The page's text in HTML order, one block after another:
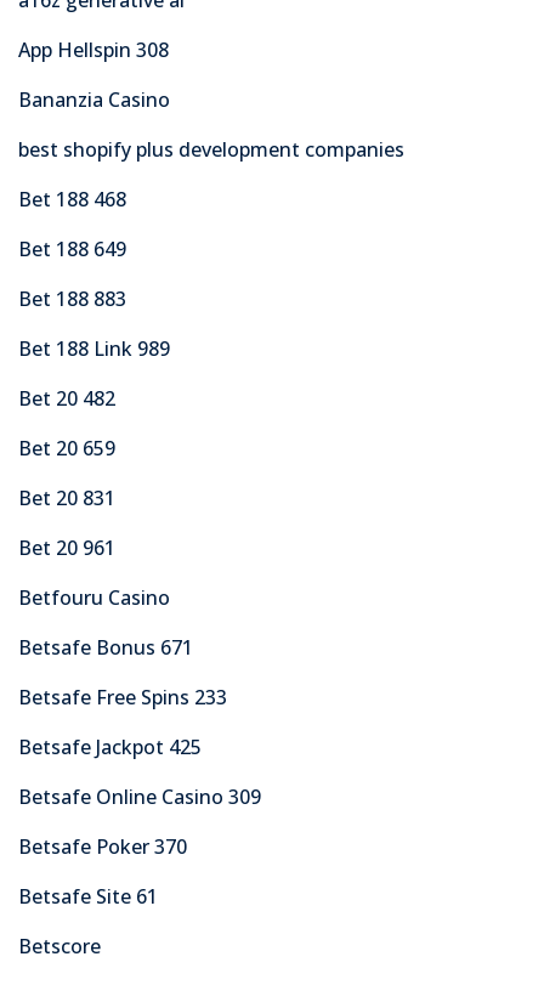
App Hellspin 308
Bananzia Casino
best shopify plus development companies
Bet 188 468
Bet 188 649
Bet 188 883
Bet 188 Link 989
Bet 20 482
Bet 20 659
Bet 20 831
Bet 20 961
Betfouru Casino
Betsafe Bonus 671
Betsafe Free Spins 233
Betsafe Jackpot 425
Betsafe Online Casino 309
Betsafe Poker 370
Betsafe Site 61
Betscore